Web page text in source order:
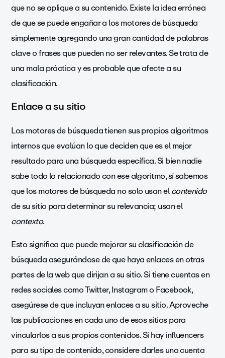
que no se aplique a su contenido. Existe la idea errónea
de que se puede engañar a los motores de búsqueda
simplemente agregando una gran cantidad de palabras
clave o frases que pueden no ser relevantes. Se trata de
una mala práctica y es probable que afecte a su
clasificación.
Enlace a su sitio
Los motores de búsqueda tienen sus propios algoritmos
internos que evalúan lo que deciden que es el mejor
resultado para una búsqueda específica. Si bien nadie
sabe todo lo relacionado con ese algoritmo, sí sabemos
que los motores de búsqueda no solo usan elcontenido
de su sitio para determinar su relevancia; usan el
contexto.
Esto significa que puede mejorar su clasificación de
búsqueda asegurándose de que haya enlaces en otras
partes de la web que dirijan a su sitio. Si tiene cuentas en
redes sociales como Twitter, Instagram o Facebook,
asegúrese de que incluyan enlaces a su sitio. Aproveche
las publicaciones en cada uno de esos sitios para
vincularlos a sus propios contenidos. Si hay influencers
para su tipo de contenido, considere darles una cuenta